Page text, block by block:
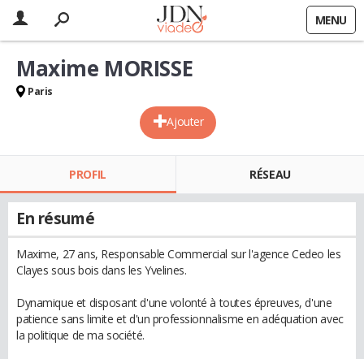
MENU
Ajouter
Maxime MORISSE
Paris
PROFIL RÉSEAU
En résumé
Maxime, 27 ans, Responsable Commercial sur l'agence Cedeo les
Clayes sous bois dans les Yvelines.
Dynamique et disposant d'une volonté à toutes épreuves, d'une
patience sans limite et d'un professionnalisme en adéquation avec
la politique de ma société.